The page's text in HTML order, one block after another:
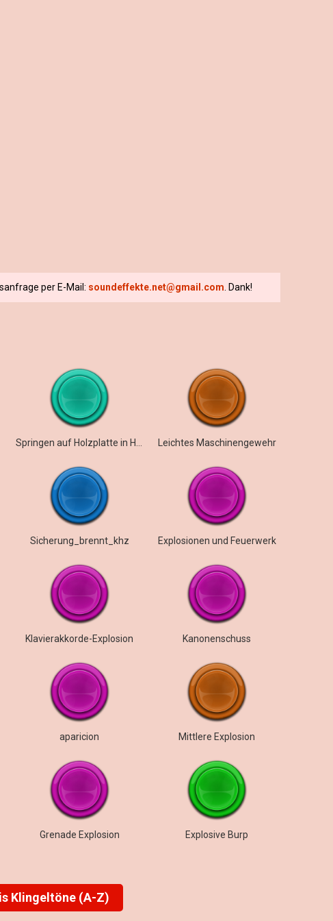
per E-Mail: soundeffekte.net@gmail.com . Dank!
Leichtes Maschinengewehr
Sicherung_brennt_khz Explosionen und Feuerwerk
Klavierakkorde-Explosion Kanonenschuss
aparicion Mittlere Explosion
Grenade Explosion Explosive Burp
Klingeltöne (A-Z)